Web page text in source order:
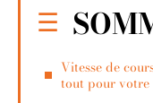
Vitesse de
tout pour votre